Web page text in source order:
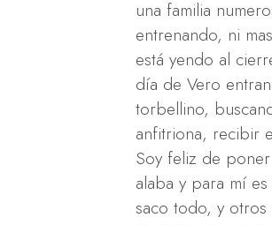
una familia
entrenando, ni
está yendo al
día de Vero
torbellino,
anfitriona, recibir
Soy feliz de
alaba y para mí
saco todo, y